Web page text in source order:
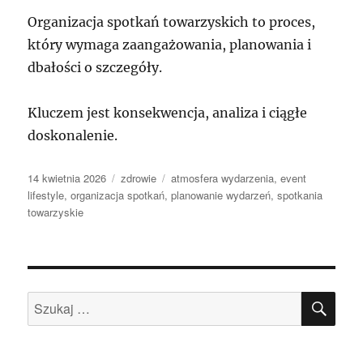
Organizacja spotkań towarzyskich to proces,
który wymaga zaangażowania, planowania i
dbałości o szczegóły.
Kluczem jest konsekwencja, analiza i ciągłe
doskonalenie.
Data
publikacji
14 kwietnia 2026 Kategorie
zdrowie Tagi
atmosfera wydarzenia,event
lifestyle,organizacja spotkań,planowanie wydarzeń,spotkania
towarzyskie
Szukaj: